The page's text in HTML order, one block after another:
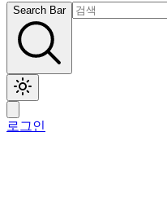
Search Bar
로그인